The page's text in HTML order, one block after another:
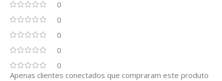
0
0
0
0
0
Apenas clientes conectados que compraram este produto